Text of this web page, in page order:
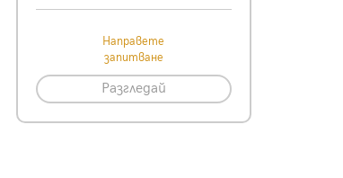
Направете
запитване
Разгледай